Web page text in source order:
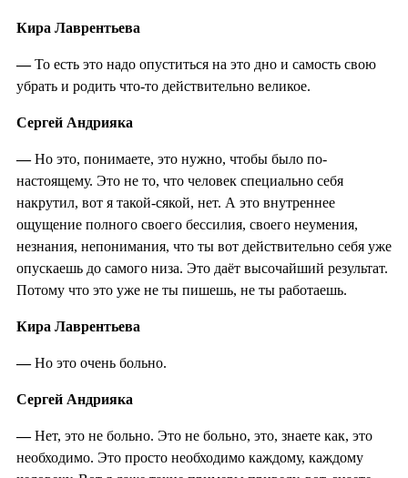
Кира Лаврентьева
—То есть это надо опуститься на это дно и самость свою
убрать и родить что-то действительно великое.
Сергей Андрияка
—Но это, понимаете, это нужно, чтобы было по-
настоящему. Это не то, что человек специально себя
накрутил, вот я такой-сякой, нет. А это внутреннее
ощущение полного своего бессилия, своего неумения,
незнания, непонимания, что ты вот действительно себя уже
опускаешь до самого низа. Это даёт высочайший результат.
Потому что это уже не ты пишешь, не ты работаешь.
Кира Лаврентьева
—Но это очень больно.
Сергей Андрияка
—Нет, это не больно. Это не больно, это, знаете как, это
необходимо. Это просто необходимо каждому, каждому